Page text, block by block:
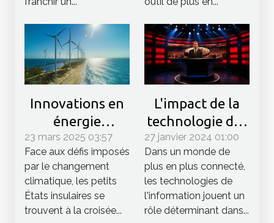
Innovations en
énergie
renouvelable
des petits États
insulaires face
au changement
climatique
23 mars 2025 03:57
Face aux défis imposés
par le changement
climatique, les petits
États insulaires se
trouvent à la croisée...
L'impact de la
technologie des
prompteurs sur
la diffusion
d'informations à
l'échelle
internationale
27 janvier 2024 01:00
Dans un monde de
plus en plus connecté,
les technologies de
l'information jouent un
rôle déterminant dans...